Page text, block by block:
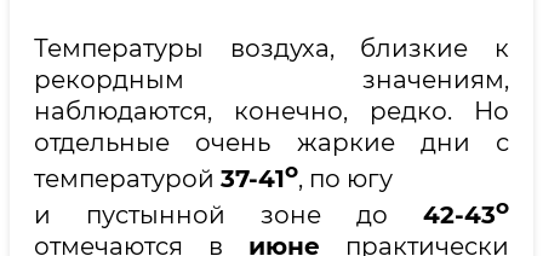
Температуры воздуха, близкие к
рекордным значениям,
наблюдаются, конечно, редко. Но
отдельные очень жаркие дни с
температурой 37-41о, по югу
и пустынной зоне до 42-43о
отмечаются в июне практически